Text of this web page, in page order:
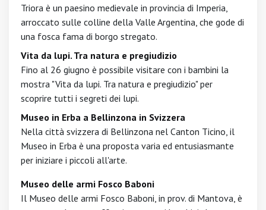
Triora è un paesino medievale in provincia di Imperia,
arroccato sulle colline della Valle Argentina, che gode di
una fosca fama di borgo stregato.
Vita da lupi. Tra natura e pregiudizio
Fino al 26 giugno è possibile visitare con i bambini la
mostra "Vita da lupi. Tra natura e pregiudizio" per
scoprire tutti i segreti dei lupi.
Museo in Erba a Bellinzona in Svizzera
Nella città svizzera di Bellinzona nel Canton Ticino, il
Museo in Erba è una proposta varia ed entusiasmante
per iniziare i piccoli all'arte.
Museo delle armi Fosco Baboni
Il Museo delle armi Fosco Baboni, in prov. di Mantova, è